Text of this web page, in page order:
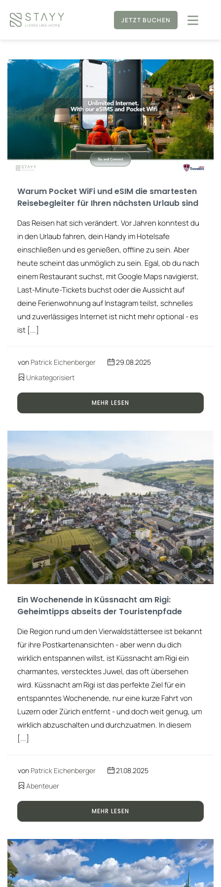
JETZT BUCHEN
Warum Pocket WiFi und eSIM die smartesten
Reisebegleiter für Ihren nächsten Urlaub sind
Das Reisen hat sich verändert. Vor Jahren konntest du
in den Urlaub fahren, dein Handy im Hotelsafe
einschließen und es genießen, offline zu sein. Aber
heute scheint das unmöglich zu sein. Egal, ob du nach
einem Restaurant suchst, mit Google Maps navigierst,
Last-Minute-Tickets buchst oder die Aussicht auf
deine Ferienwohnung auf Instagram teilst, schnelles
und zuverlässiges Internet ist nicht mehr optional - es
ist [...]
von Patrick Eichenberger
29.08.2025
Unkategorisiert
MEHR LESEN
Ein Wochenende in Küssnacht am Rigi:
Geheimtipps abseits der Touristenpfade
Die Region rund um den Vierwaldstättersee ist bekannt
für ihre Postkartenansichten - aber wenn du dich
wirklich entspannen willst, ist Küssnacht am Rigi ein
charmantes, verstecktes Juwel, das oft übersehen
wird. Küssnacht am Rigi ist das perfekte Ziel für ein
entspanntes Wochenende, nur eine kurze Fahrt von
Luzern oder Zürich entfernt - und doch weit genug, um
wirklich abzuschalten und durchzuatmen. In diesem
[...]
von Patrick Eichenberger
21.08.2025
Abenteuer
MEHR LESEN